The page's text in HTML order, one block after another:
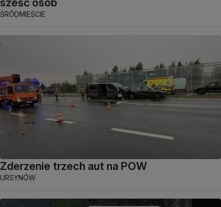
ŚRÓDMIEŚCIE
Zderzenie trzech aut na POW
URSYNÓW